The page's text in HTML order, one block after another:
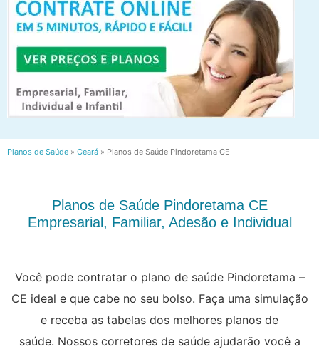
Planos de Saúde » Ceará » Planos de Saúde Pindoretama CE
Planos de Saúde Pindoretama CE
Empresarial, Familiar, Adesão e Individual
Você pode contratar o plano de saúde Pindoretama –
CE ideal e que cabe no seu bolso. Faça uma simulação
e receba as tabelas dos melhores planos de
saúde. Nossos corretores de saúde ajudarão você a